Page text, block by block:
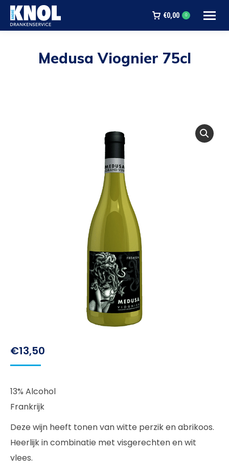
€0,00 0
Medusa Viognier 75cl
€13,50
13% Alcohol
Frankrijk
Deze wijn heeft tonen van witte perzik en abrikoos.
Heerlijk in combinatie met visgerechten en wit
vlees.